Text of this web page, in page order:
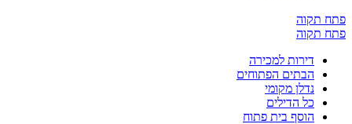
תקוה
תקוה
דירות למכירה
הבתים הפתוחים
נדלן מקומי
כל הדילים
הוסף בית פתוח